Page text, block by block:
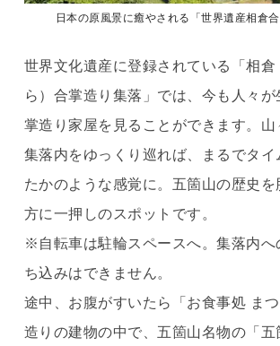
日本の原風景に癒やされる「世界遺産相倉合
世界文化遺産に登録されている「相倉
ら）合掌造り集落」では、今も人々が
掌造り家屋を見ることができます。山
集落内をゆっくり巡れば、まるでタイ
たかのような感覚に。五箇山の歴史を
方に一押しのスポットです。
※自転車は駐輪スペースへ。集落内へ
ち込みはできません。
途中、お腹がすいたら「お食事処 ま
造りの建物の中で、五箇山名物の「